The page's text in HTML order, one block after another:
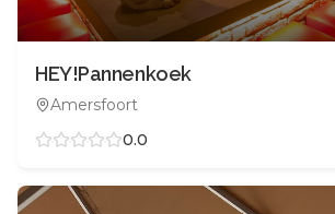
HEY!Pannenkoek
Amersfoort
0.0